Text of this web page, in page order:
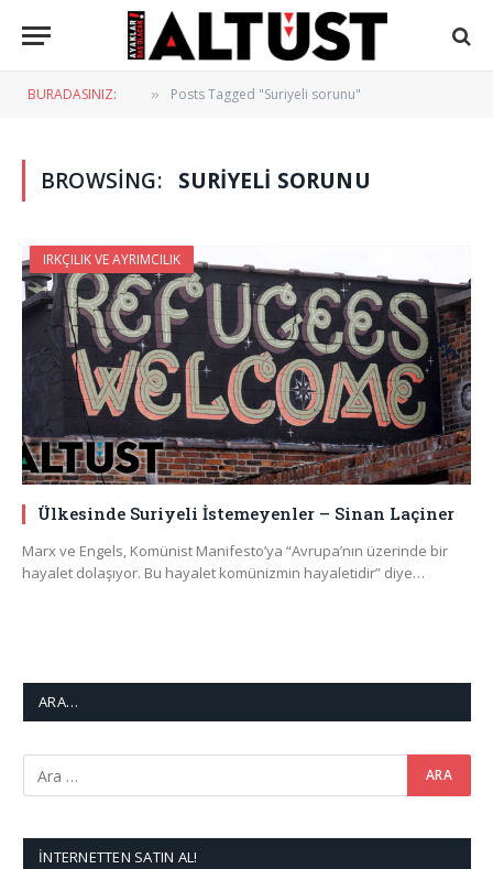
BURADASINIZ: » Posts Tagged "Suriyeli sorunu"
BROWSING: SURIYELI SORUNU
IRKÇILIK VE AYRIMCILIK
Ülkesinde Suriyeli İstemeyenler – Sinan Laçiner
Marx ve Engels, Komünist Manifesto’ya “Avrupa’nın üzerinde bir
hayalet dolaşıyor. Bu hayalet komünizmin hayaletidir” diye…
ARA…
İNTERNETTEN SATIN AL!